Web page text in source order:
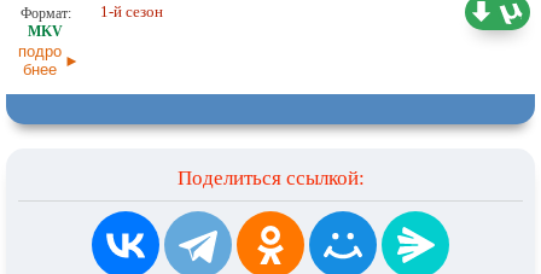
подро
бнее
1-й сезон
Поделиться ссылкой: